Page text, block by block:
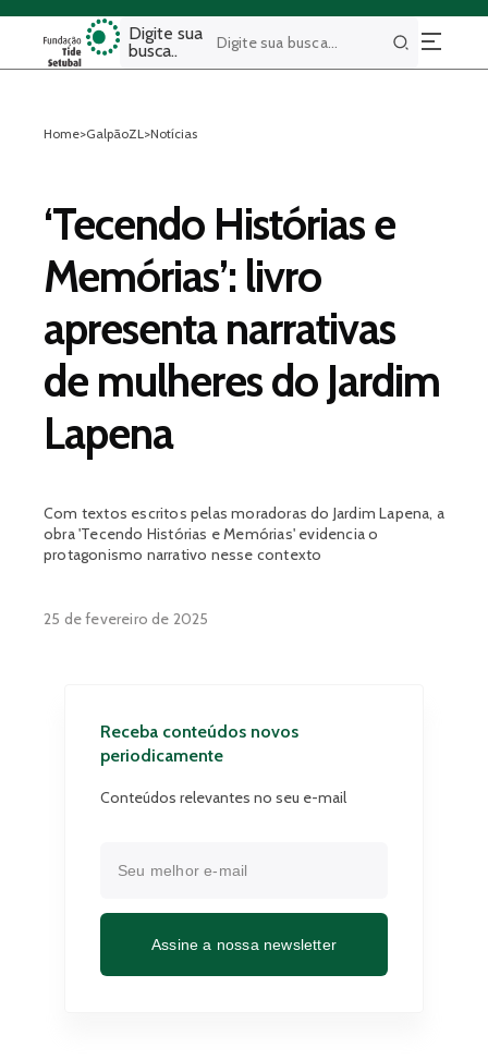
Digite sua
busca..
Buscar
Home>GalpãoZL>Notícias
‘Tecendo Histórias e
Memórias’: livro
apresenta narrativas
de mulheres do Jardim
Lapena
Com textos escritos pelas moradoras do Jardim Lapena, a
obra 'Tecendo Histórias e Memórias' evidencia o
protagonismo narrativo nesse contexto
25 de fevereiro de 2025
Receba conteúdos novos
periodicamente
Conteúdos relevantes no seu e-mail
Assine a nossa newsletter